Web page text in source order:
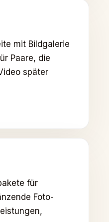
mit Bildgalerie
Paare, die
später
für
Foto-